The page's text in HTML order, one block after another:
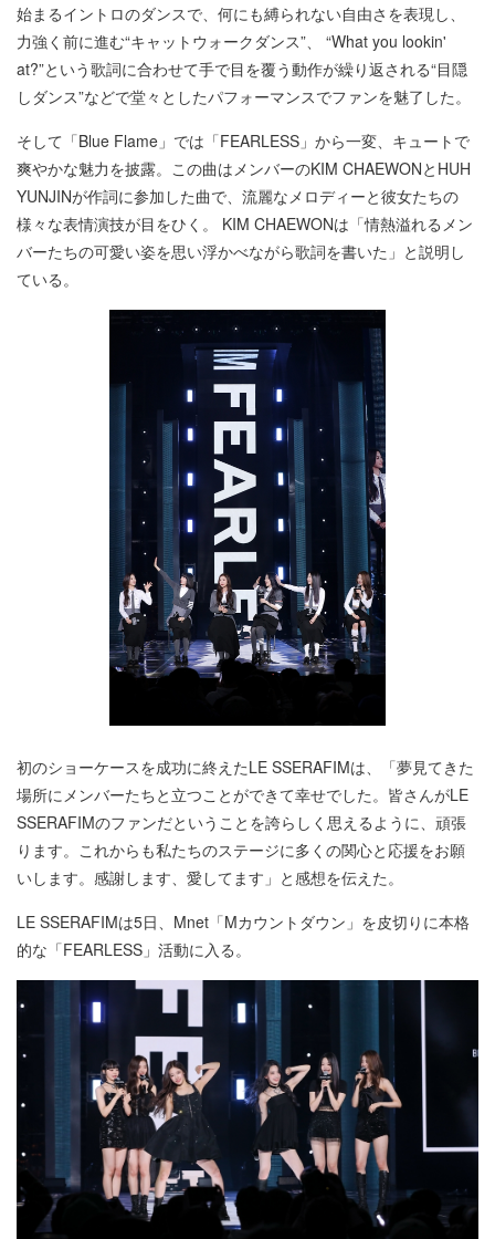
始まるイントロのダンスで、何にも縛られない自由さを表現し、
力強く前に進む“キャットウォークダンス”、 “What you lookin'
at?”という歌詞に合わせて手で目を覆う動作が繰り返される“目隠
しダンス”などで堂々としたパフォーマンスでファンを魅了した。
そして「Blue Flame」では「FEARLESS」から一変、キュートで
爽やかな魅力を披露。この曲はメンバーのKIM CHAEWONとHUH
YUNJINが作詞に参加した曲で、流麗なメロディーと彼女たちの
様々な表情演技が目をひく。 KIM CHAEWONは「情熱溢れるメン
バーたちの可愛い姿を思い浮かべながら歌詞を書いた」と説明し
ている。
初のショーケースを成功に終えたLE SSERAFIMは、「夢見てきた
場所にメンバーたちと立つことができて幸せでした。皆さんがLE
SSERAFIMのファンだということを誇らしく思えるように、頑張
ります。これからも私たちのステージに多くの関心と応援をお願
いします。感謝します、愛してます」と感想を伝えた。
LE SSERAFIMは5日、Mnet「Mカウントダウン」を皮切りに本格
的な「FEARLESS」活動に入る。